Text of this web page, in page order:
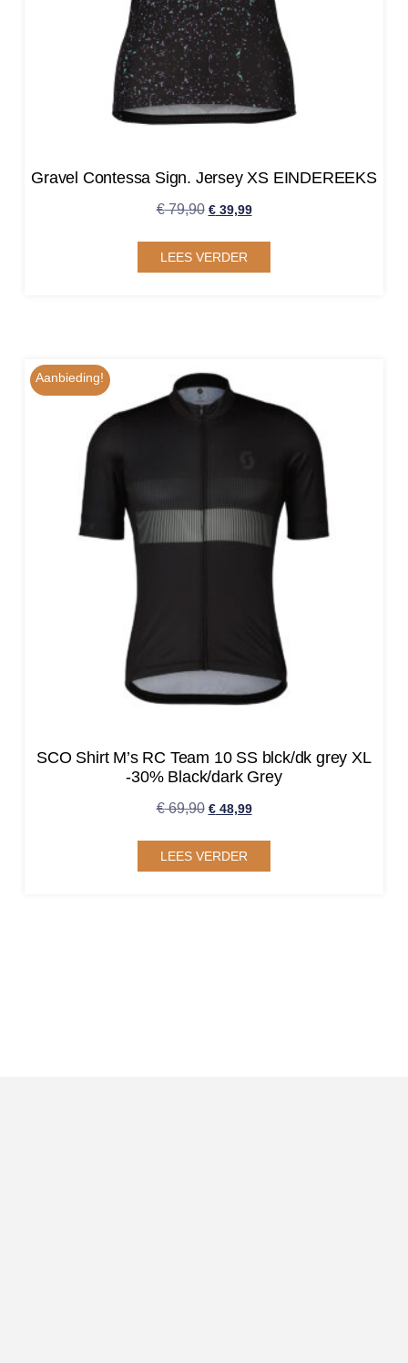
Gravel Contessa Sign. Jersey XS EINDEREEKS
€79,90 €39,99
LEES VERDER
Aanbieding!
SCO Shirt M’s RC Team 10 SS blck/dk grey XL
-30% Black/dark Grey
€69,90 €48,99
LEES VERDER